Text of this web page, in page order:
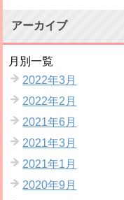
アーカイブ
月別一覧
2022年3月
2022年2月
2021年6月
2021年3月
2021年1月
2020年9月